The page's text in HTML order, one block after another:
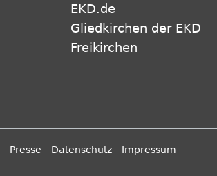
EKD.de
Gliedkirchen der EKD
Freikirchen
Presse Datenschutz Impressum